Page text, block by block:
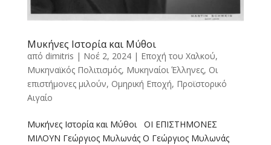
Μυκήνες Ιστορία και Μύθοι
από dimitris | Νοέ 2, 2024| Εποχή του Χαλκού,
Μυκηναϊκός Πολιτισμός, Μυκηναίοι Έλληνες, Οι
επιστήμονες μιλούν, Ομηρική Εποχή, Προϊστορικό
Αιγαίο
Μυκήνες Ιστορία και Μύθοι ΟΙ ΕΠΙΣΤΗΜΟΝΕΣ
ΜΙΛΟΥΝ Γεώργιος Μυλωνάς Ο Γεώργιος Μυλωνάς